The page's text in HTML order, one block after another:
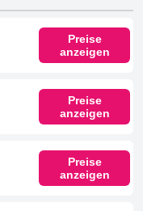
Preise
anzeigen
Preise
anzeigen
Preise
anzeigen